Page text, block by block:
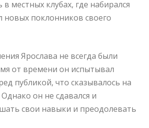
в местных клубах, где набирался
новых поклонников своего
Ярослава не всегда были
от времени он испытывал
публикой, что сказывалось на
он не сдавался и
свои навыки и преодолевать